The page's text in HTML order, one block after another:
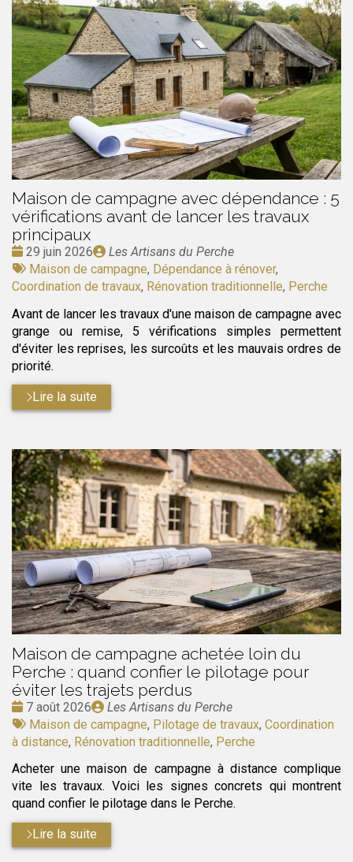
Maison de campagne avec dépendance : 5
vérifications avant de lancer les travaux
principaux
Date
:
29 juin 2026
Publié
par
Les Artisans du Perche
Tags
:
Maison de campagne, Dépendance à rénover,
Coordination de travaux, Rénovation traditionnelle, Perche
Avant de lancer les travaux d'une maison de campagne avec
grange ou remise, 5 vérifications simples permettent
d'éviter les reprises, les surcoûts et les mauvais ordres de
priorité.
Lire la suite
Maison de campagne achetée loin du
Perche : quand confier le pilotage pour
éviter les trajets perdus
Date
:
7 août 2026
Publié
par
Les Artisans du Perche
Tags
:
Maison de campagne, Pilotage de travaux, Coordination
à distance, Rénovation traditionnelle, Perche
Acheter une maison de campagne à distance complique
vite les travaux. Voici les signes concrets qui montrent
quand confier le pilotage dans le Perche.
Lire la suite